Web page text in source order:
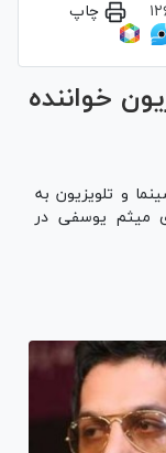
چاپ
خواننده
و تلویزیون به
میثم یوسفی در